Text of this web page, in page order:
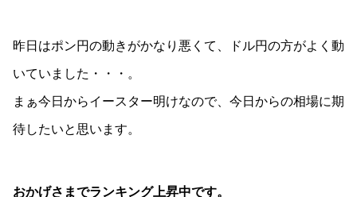
昨日はポン円の動きがかなり悪くて、ドル円の方がよく動
いていました・・・。
まぁ今日からイースター明けなので、今日からの相場に期
待したいと思います。
おかげさまでランキング上昇中です。